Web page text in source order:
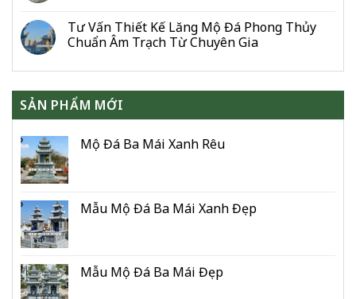
Tư Vấn Thiết Kế Lăng Mộ Đá Phong Thủy
Chuẩn Âm Trạch Từ Chuyên Gia
SẢN PHẨM MỚI
Mộ Đá Ba Mái Xanh Rêu
Mẫu Mộ Đá Ba Mái Xanh Đẹp
Mẫu Mộ Đá Ba Mái Đẹp